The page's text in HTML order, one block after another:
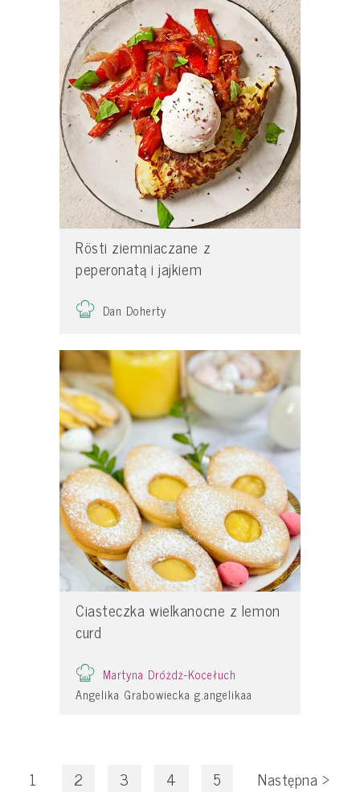
Rösti ziemniaczane z
peperonatą i jajkiem
Dan Doherty
Ciasteczka wielkanocne z lemon
curd
Martyna Dróżdż-Kocełuch
Angelika Grabowiecka g.angelikaa
1 2 3 4 5 Następna>